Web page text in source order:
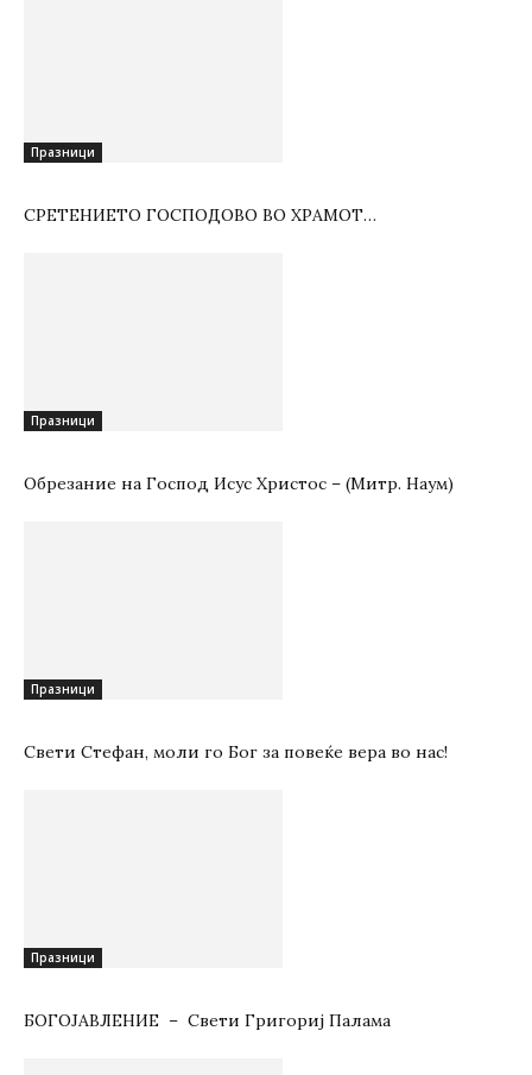
Празници
СРЕТЕНИЕТО ГОСПОДОВО ВО ХРАМОТ…
Празници
Oбрезание на Господ Исус Христос – (Митр. Наум)
Празници
Свети Стефан, моли го Бог за повеќе вера во нас!
Празници
БОГОЈАВЛЕНИЕ – Свети Григориј Палама